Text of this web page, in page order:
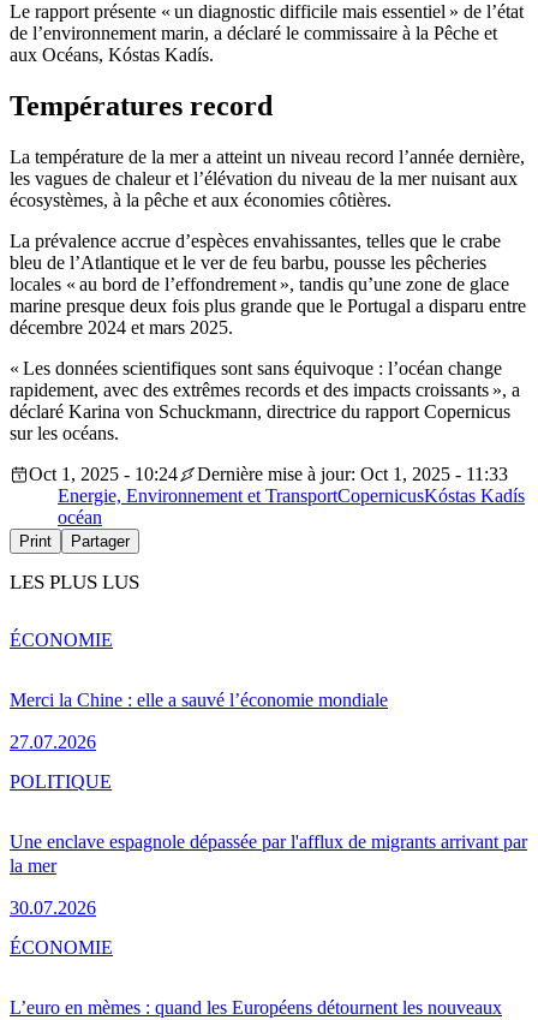
Le rapport présente « un diagnostic difficile mais essentiel » de l’état
de l’environnement marin, a déclaré le commissaire à la Pêche et
aux Océans, Kóstas Kadís.
Températures record
La température de la mer a atteint un niveau record l’année dernière,
les vagues de chaleur et l’élévation du niveau de la mer nuisant aux
écosystèmes, à la pêche et aux économies côtières.
La prévalence accrue d’espèces envahissantes, telles que le crabe
bleu de l’Atlantique et le ver de feu barbu, pousse les pêcheries
locales « au bord de l’effondrement », tandis qu’une zone de glace
marine presque deux fois plus grande que le Portugal a disparu entre
décembre 2024 et mars 2025.
« Les données scientifiques sont sans équivoque : l’océan change
rapidement, avec des extrêmes records et des impacts croissants », a
déclaré Karina von Schuckmann, directrice du rapport Copernicus
sur les océans.
Oct 1, 2025 - 10:24
Dernière mise à jour: Oct 1, 2025 - 11:33
Energie, Environnement et TransportCopernicusKóstas Kadís
océan
Print Partager
LES PLUS LUS
Merci la Chine : elle a sauvé l’économie mondiale
27.07.2026
ÉCONOMIE
Une enclave espagnole dépassée par l'afflux de migrants arrivant par
la mer
30.07.2026
POLITIQUE
L’euro en mèmes : quand les Européens détournent les nouveaux
ÉCONOMIE